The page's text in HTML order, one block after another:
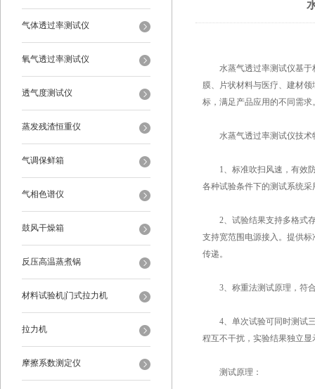
气体透过率测试仪
氧气透过率测试仪
透气度测试仪
蒸发残渣恒重仪
气调保鲜箱
气相色谱仪
鼓风干燥箱
反压高温蒸煮锅
材料试验机|门式拉力机
拉力机
摩擦系数测定仪
水蒸气透过率测试仪基于
膜、片状材料与医疗、建材
标，满足产品应用的不同需求
水蒸气透过率测试仪技术
1、标准吹扫风速，有效防
各种试验条件下的测试系统
2、试验结果支持多格式存
支持宽范围电源接入。提供
传递。
3、称重法测试原理，符合
4、单次试验可同时测试三
程互不干扰，实验结果独立显
测试原理：